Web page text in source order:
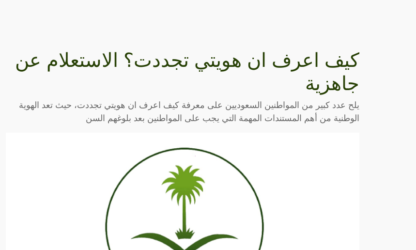
كيف اعرف ان هويتي تجددت؟ الاستعلام عن
جاهزية
يلح عدد كبير من المواطنين السعوديين على معرفة كيف اعرف ان هويتي تجددت، حيث تعد الهوية
الوطنية من أهم المستندات المهمة التي يجب على المواطنين بعد بلوغهم السن